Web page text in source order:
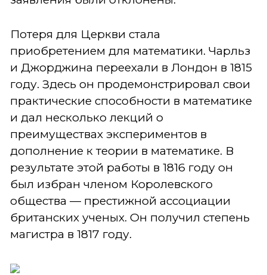
Потеря для Церкви стала
приобретением для математики. Чарльз
и Джорджина переехали в Лондон в 1815
году. Здесь он продемонстрировал свои
практические способности в математике
и дал несколько лекций о
преимуществах экспериментов в
дополнение к теории в математике. В
результате этой работы в 1816 году он
был избран членом Королевского
общества — престижной ассоциации
британских ученых. Он получил степень
магистра в 1817 году.